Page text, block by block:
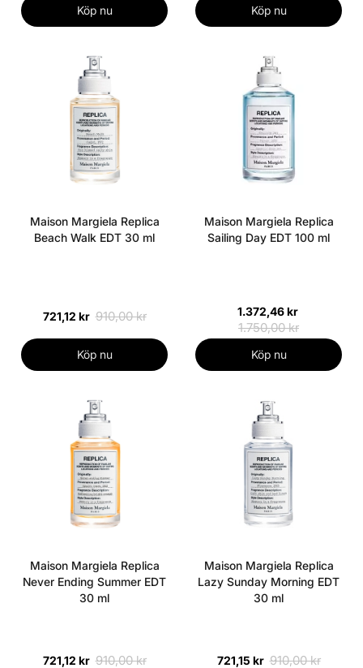
Köp nu Köp nu
Maison Margiela Replica
Beach Walk EDT 30 ml
721,12 kr 910,00 kr
Köp nu
Maison Margiela Replica
Sailing Day EDT 100 ml
1.372,46 kr
1.750,00 kr
Köp nu
Maison Margiela Replica
Never Ending Summer EDT
30 ml
721,12 kr 910,00 kr
Maison Margiela Replica
Lazy Sunday Morning EDT
30 ml
721,15 kr 910,00 kr